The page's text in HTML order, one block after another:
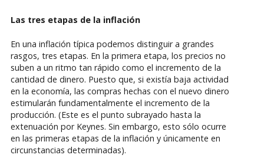
Las tres etapas de la inflación
En una inflación típica podemos distinguir a grandes
rasgos, tres etapas. En la primera etapa, los precios no
suben a un ritmo tan rápido como el incremento de la
cantidad de dinero. Puesto que, si existía baja actividad
en la economía, las compras hechas con el nuevo dinero
estimularán fundamentalmente el incremento de la
producción. (Este es el punto subrayado hasta la
extenuación por Keynes. Sin embargo, esto sólo ocurre
en las primeras etapas de la inflación y únicamente en
circunstancias determinadas).